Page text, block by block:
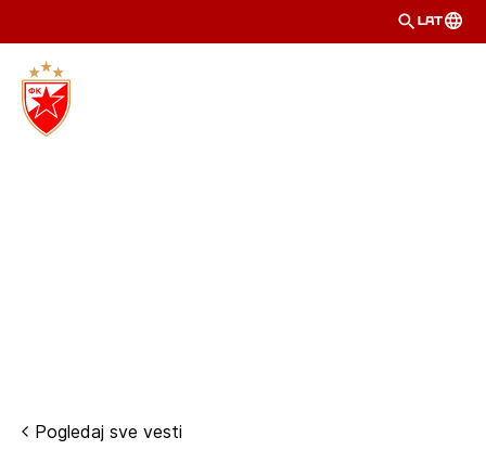
LAT
Pogledaj sve vesti